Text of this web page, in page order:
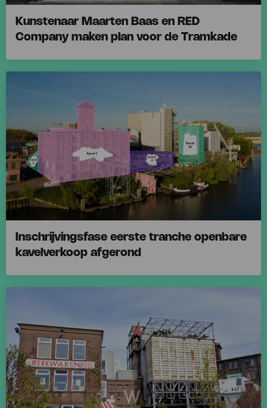
Kunstenaar Maarten Baas en RED
Company maken plan voor de Tramkade
Baas
en
RED
Company
maken
plan
voor
Tramkade
Inschrijvingsfase eerste tranche openbare
kavelverkoop afgerond
Inschrijvingsfase
eerste
tranche
openbare
kavelverkoop
afgerond